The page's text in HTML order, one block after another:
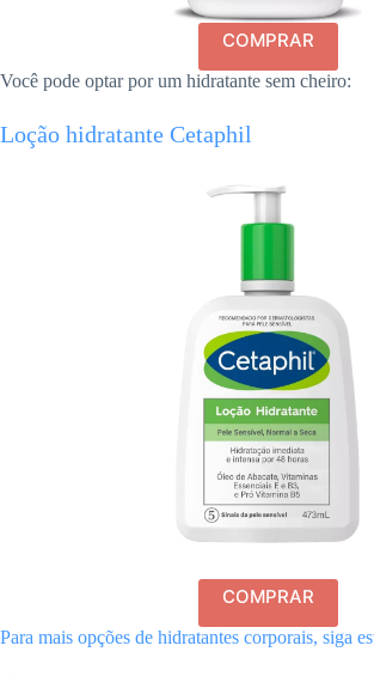
COMPRAR
Você pode optar por um hidratante sem cheiro:
Loção hidratante Cetaphil
COMPRAR
Para mais opções de hidratantes corporais, siga